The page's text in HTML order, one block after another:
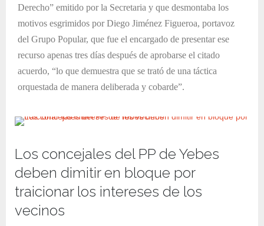
Derecho” emitido por la Secretaria y que desmontaba los
motivos esgrimidos por Diego Jiménez Figueroa, portavoz
del Grupo Popular, que fue el encargado de presentar ese
recurso apenas tres días después de aprobarse el citado
acuerdo, “lo que demuestra que se trató de una táctica
orquestada de manera deliberada y cobarde”.
Los concejales del PP de Yebes
deben dimitir en bloque por
traicionar los intereses de los
vecinos